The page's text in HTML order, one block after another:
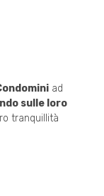
ad
sulle loro
tranquillità